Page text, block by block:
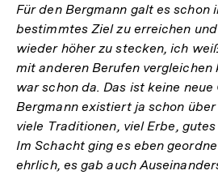
Für den Bergmann galt es schon
bestimmtes Ziel zu erreichen
wieder höher zu stecken, ich
mit anderen Berufen vergleichen
war schon da. Das ist keine
Bergmann existiert ja schon über
viele Traditionen, viel Erbe,
Im Schacht ging es eben
ehrlich, es gab auch